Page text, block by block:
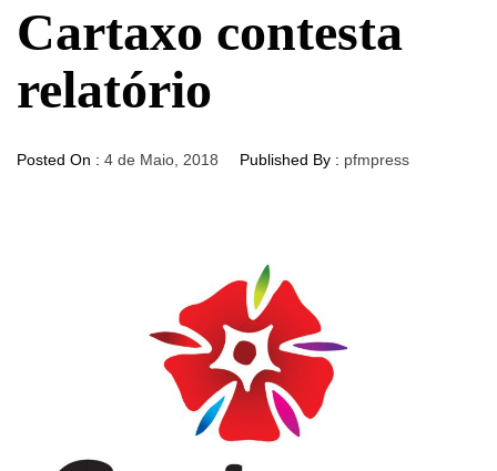
Cartaxo contesta
relatório
Posted On : 4 de Maio, 2018 Published By : pfmpress